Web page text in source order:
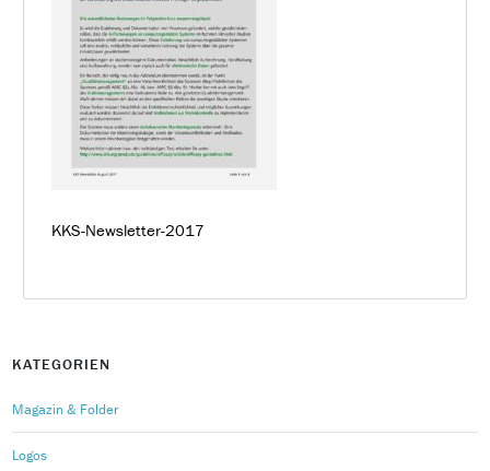
KKS-Newsletter-2017
KATEGORIEN
Magazin & Folder
Logos